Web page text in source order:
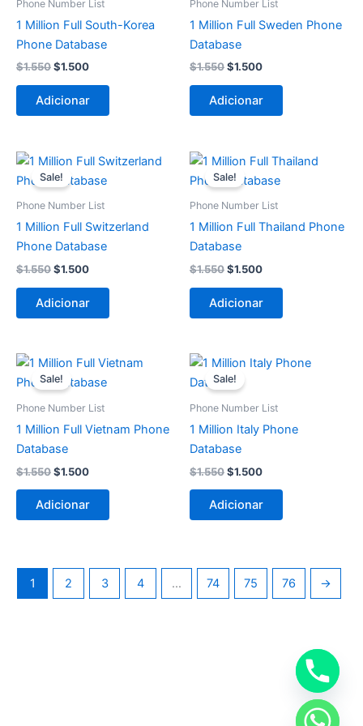
Phone Number List
1 Million Full South-Korea
Phone Database
$1.550
$1.550.
$1.500
$1.500.
Adicionar
Phone Number List
1 Million Full Sweden Phone
Database
$1.550
$1.550.
$1.500
$1.500.
Adicionar
Sale!
Phone Number List
1 Million Full Switzerland
Phone Database
$1.550
O
preço
original
$1.550.
$1.500
O
atual
$1.500.
Adicionar
Sale!
Phone Number List
1 Million Full Thailand Phone
Database
$1.550
O
preço
original
$1.550.
$1.500
O
atual
$1.500.
Adicionar
Sale!
Phone Number List
1 Million Full Vietnam Phone
Database
$1.550
O
preço
original
$1.550.
$1.500
O
atual
$1.500.
Adicionar
Sale!
Phone Number List
1 Million Italy Phone
Database
$1.550
O
preço
original
$1.550.
$1.500
O
preço
$1.500.
Adicionar
1 2 3 4 … 74 75 76 →